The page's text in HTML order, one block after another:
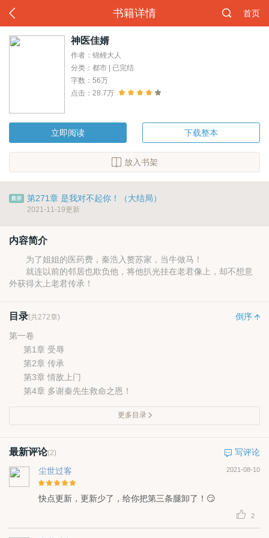
书籍详情 首页
神医佳婿
作者：锦鲤大人
分类：都市 | 已完结
字数：56万
点击：28.7万
立即阅读 下载整本
放入书架
第271章 是我对不起你！（大结局）
2021-11-19更新
内容简介
为了姐姐的医药费，秦浩入赘苏家，当牛做马！
就连以前的邻居也欺负他，将他扒光挂在老君像上，却不想意
外获得太上老君传承！
目录(共272章)
倒序
第一卷
第1章 受辱
第2章 传承
第3章 情敌上门
第4章 多谢秦先生救命之恩！
更多目录
最新评论(2)
写评论
尘世过客
2021-08-10
快点更新，更新少了，给你把第三条腿卸了！😏
2